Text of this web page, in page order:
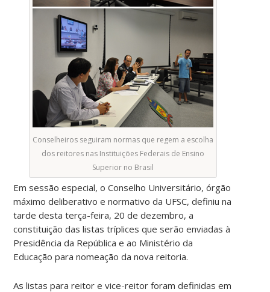
Conselheiros seguiram normas que regem a escolha
dos reitores nas Instituições Federais de Ensino
Superior no Brasil
Em sessão especial, o Conselho Universitário, órgão
máximo deliberativo e normativo da UFSC, definiu na
tarde desta terça-feira, 20 de dezembro, a
constituição das listas tríplices que serão enviadas à
Presidência da República e ao Ministério da
Educação para nomeação da nova reitoria.
As listas para reitor e vice-reitor foram definidas em